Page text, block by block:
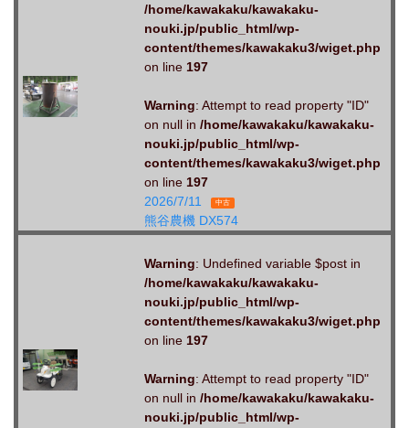
/home/kawakaku/kawakaku-
nouki.jp/public_html/wp-
content/themes/kawakaku3/wiget.php
on line 197
Warning: Attempt to read property "ID"
on null in /home/kawakaku/kawakaku-
nouki.jp/public_html/wp-
content/themes/kawakaku3/wiget.php
on line 197
2026/7/11
中古
熊谷農機 DX574
Warning: Undefined variable $post in
/home/kawakaku/kawakaku-
nouki.jp/public_html/wp-
content/themes/kawakaku3/wiget.php
on line 197
Warning: Attempt to read property "ID"
on null in /home/kawakaku/kawakaku-
nouki.jp/public_html/wp-